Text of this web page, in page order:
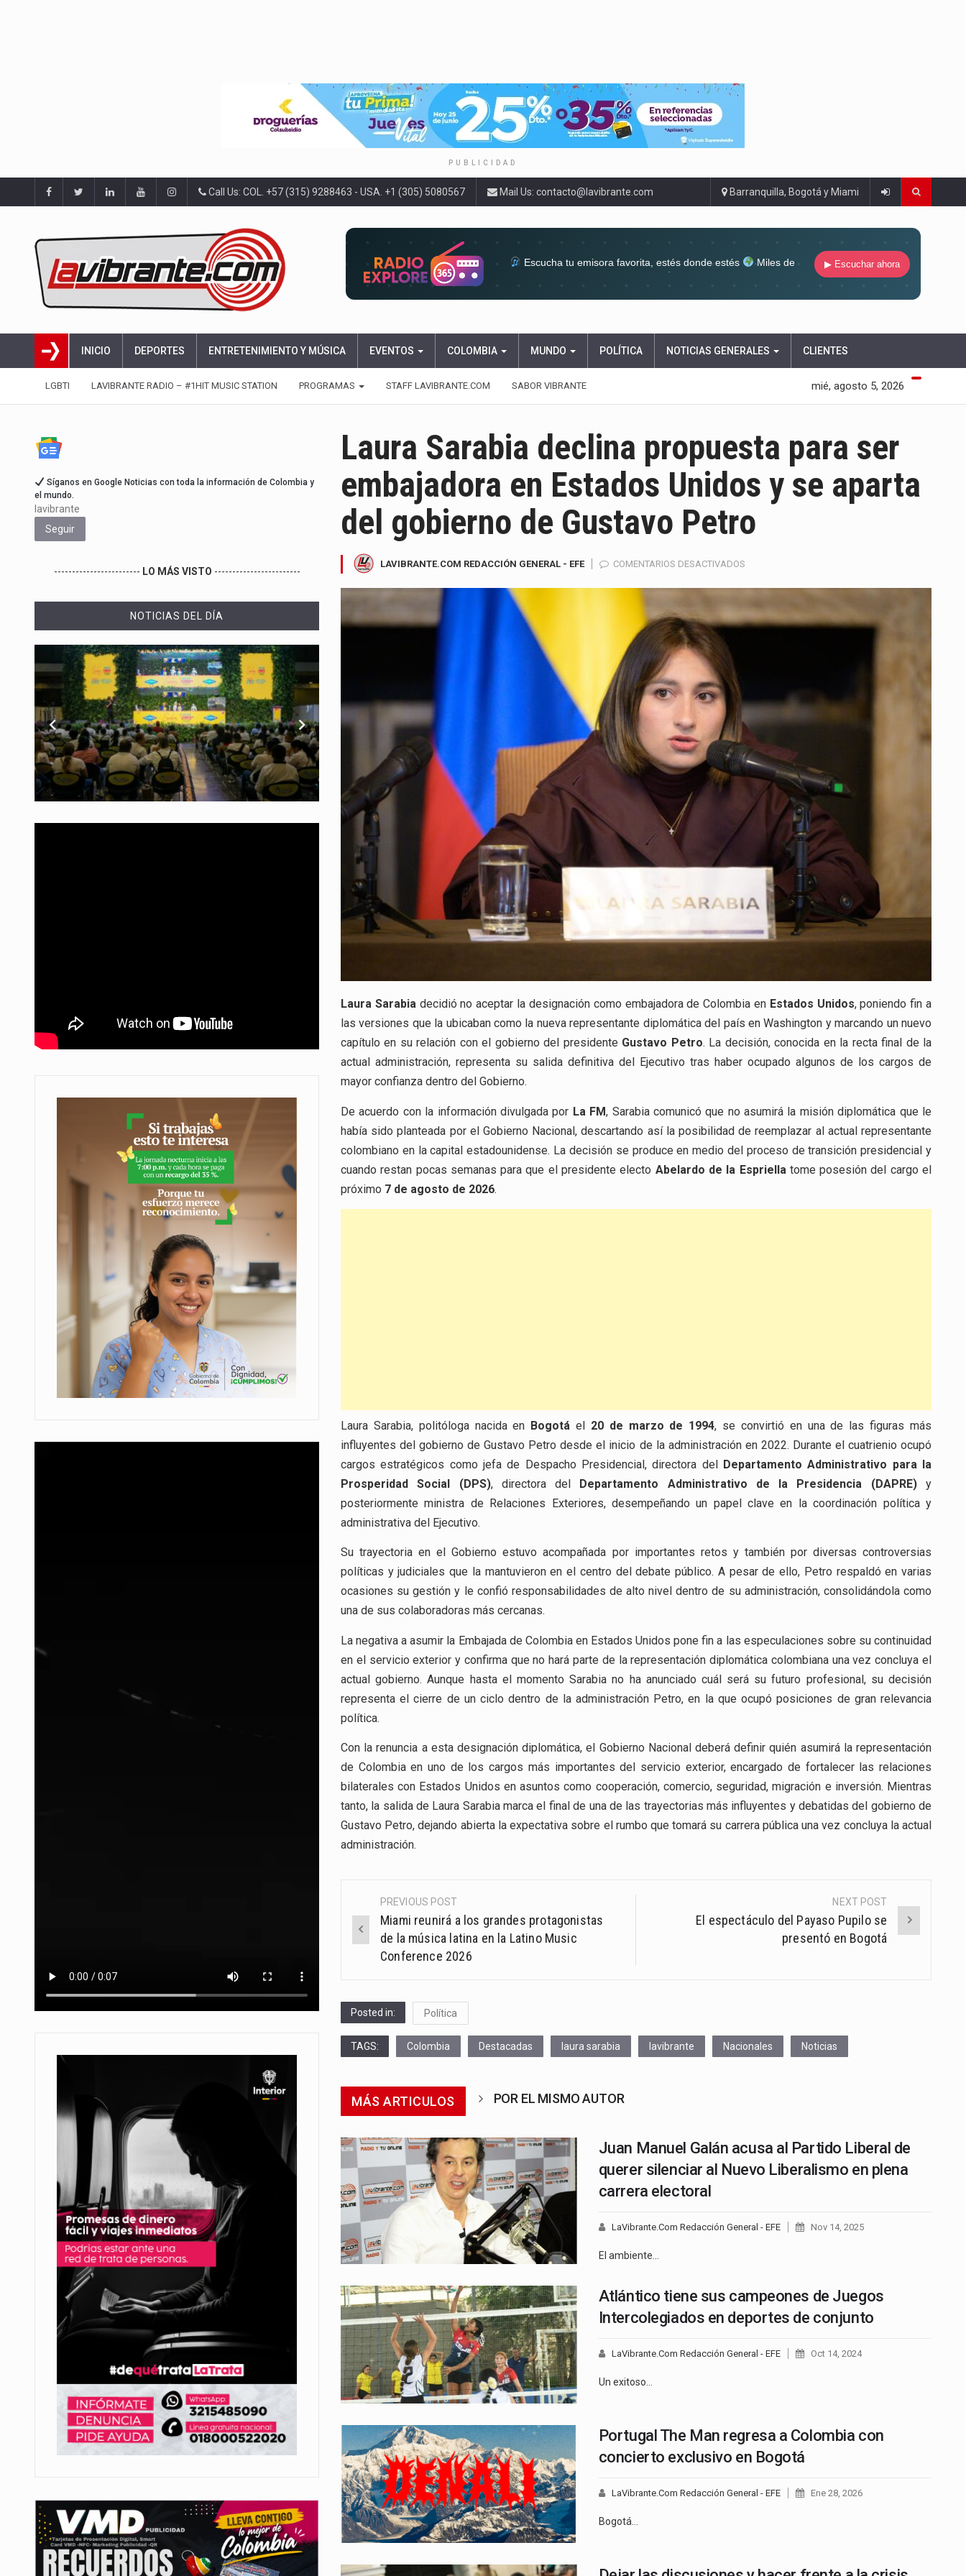
PUBLICIDAD
Call Us: COL. +57 (315) 9288463 - USA. +1 (305) 5080567 Mail Us: contacto@lavibrante.com Barranquilla, Bogotá y Miami
Escucha tu emisora favorita, estés donde estés
Miles de
▶ Escuchar ahora
INICIO DEPORTES ENTRETENIMIENTO Y MÚSICA EVENTOS COLOMBIA MUNDO POLÍTICA NOTICIAS GENERALES CLIENTES
LGBTI LAVIBRANTE RADIO – #1HIT MUSIC STATION PROGRAMAS STAFF LAVIBRANTE.COM SABOR VIBRANTE mié, agosto 5, 2026
Laura Sarabia declina propuesta para ser
embajadora en Estados Unidos y se aparta
del gobierno de Gustavo Petro
LAVIBRANTE.COM REDACCIÓN GENERAL - EFE COMENTARIOS DESACTIVADOS
DECLINA
PROPUESTA
Y
SE
APARTA
DEL
GOBIERNO
DE
GUSTAVO
Laura Sarabiadecidió no aceptar la designación como embajadora de Colombia en Estados Unidos, poniendo fin a
las versiones que la ubicaban como la nueva representante diplomática del país en Washington y marcando un nuevo
capítulo en su relación con el gobierno del presidente Gustavo Petro. La decisión, conocida en la recta final de la
actual administración, representa su salida definitiva del Ejecutivo tras haber ocupado algunos de los cargos de
mayor confianza dentro del Gobierno.
De acuerdo con la información divulgada por La FM, Sarabia comunicó que no asumirá la misión diplomática que le
había sido planteada por el Gobierno Nacional, descartando así la posibilidad de reemplazar al actual representante
colombiano en la capital estadounidense. La decisión se produce en medio del proceso de transición presidencial y
cuando restan pocas semanas para que el presidente electo Abelardo de la Espriella tome posesión del cargo el
próximo 7 de agosto de 2026.
Laura Sarabia, politóloga nacida en Bogotá el 20 de marzo de 1994, se convirtió en una de las figuras más
influyentes del gobierno de Gustavo Petro desde el inicio de la administración en 2022. Durante el cuatrienio ocupó
cargos estratégicos como jefa de Despacho Presidencial, directora del Departamento Administrativo para la
Prosperidad Social (DPS), directora del Departamento Administrativo de la Presidencia (DAPRE)y
posteriormente ministra de Relaciones Exteriores, desempeñando un papel clave en la coordinación política y
administrativa del Ejecutivo.
Su trayectoria en el Gobierno estuvo acompañada por importantes retos y también por diversas controversias
políticas y judiciales que la mantuvieron en el centro del debate público. A pesar de ello, Petro respaldó en varias
ocasiones su gestión y le confió responsabilidades de alto nivel dentro de su administración, consolidándola como
una de sus colaboradoras más cercanas.
La negativa a asumir la Embajada de Colombia en Estados Unidos pone fin a las especulaciones sobre su continuidad
en el servicio exterior y confirma que no hará parte de la representación diplomática colombiana una vez concluya el
actual gobierno. Aunque hasta el momento Sarabia no ha anunciado cuál será su futuro profesional, su decisión
representa el cierre de un ciclo dentro de la administración Petro, en la que ocupó posiciones de gran relevancia
política.
Con la renuncia a esta designación diplomática, el Gobierno Nacional deberá definir quién asumirá la representación
de Colombia en uno de los cargos más importantes del servicio exterior, encargado de fortalecer las relaciones
bilaterales con Estados Unidos en asuntos como cooperación, comercio, seguridad, migración e inversión. Mientras
tanto, la salida de Laura Sarabia marca el final de una de las trayectorias más influyentes y debatidas del gobierno de
Gustavo Petro, dejando abierta la expectativa sobre el rumbo que tomará su carrera pública una vez concluya la actual
administración.
Post
navigation
PREVIOUS POST
Miami reunirá a los grandes protagonistas
de la música latina en la Latino Music
Conference 2026
NEXT POST
El espectáculo del Payaso Pupilo se
presentó en Bogotá
Posted in: Política
TAGS: Colombia Destacadas laura sarabia lavibrante Nacionales Noticias
MÁS ARTICULOS POR EL MISMO AUTOR
Juan Manuel Galán acusa al Partido Liberal de
querer silenciar al Nuevo Liberalismo en plena
carrera electoral
LaVibrante.Com Redacción General - EFE Nov 14, 2025
El ambiente…
Atlántico tiene sus campeones de Juegos
Intercolegiados en deportes de conjunto
LaVibrante.Com Redacción General - EFE Oct 14, 2024
Un exitoso…
Portugal The Man regresa a Colombia con
concierto exclusivo en Bogotá
LaVibrante.Com Redacción General - EFE Ene 28, 2026
Bogotá…
Síganos en Google Noticias con toda la información de Colombia y
el mundo.
lavibrante
Seguir
------------------------ LO MÁS VISTO ------------------------
NOTICIAS DEL DÍA